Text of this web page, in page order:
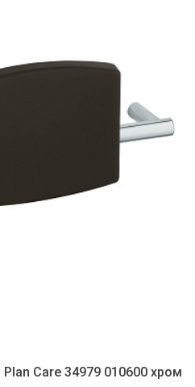
Care 34979 010600 хром